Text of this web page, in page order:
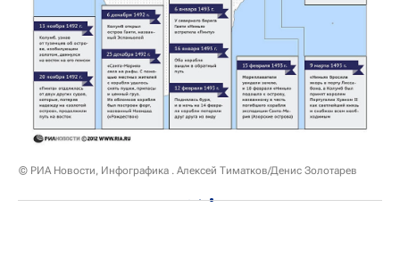
© РИА Новости, Инфографика . Алексей Тиматков/Денис Золотарев